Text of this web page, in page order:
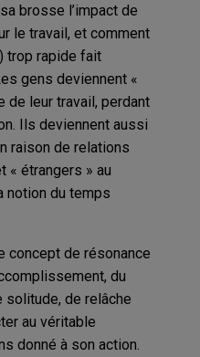
brosse l’impact de
le travail, et comment
trop rapide fait
gens deviennent «
de leur travail, perdant
Ils deviennent aussi
raison de relations
« étrangers » au
notion du temps
concept de résonance
du
de relâche
au véritable
donné à son action.